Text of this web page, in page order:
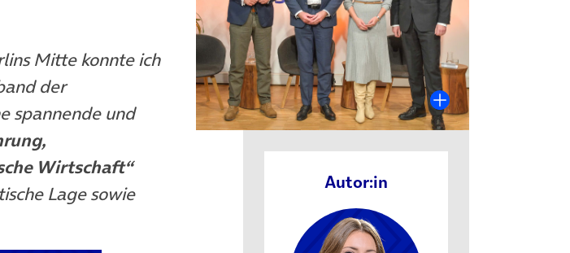
Mitte konnte ich
der
spannende und
Wirtschaft“
Lage sowie
Autor:in